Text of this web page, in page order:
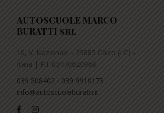
AUTOSCUOLE MARCO
BURATTI srl
10, V. Nazionale - 23885 Calco (LC) -
Italia | P.I. 03470620968
039 508402 - 039 9910173
info@autoscuoleburatti.it